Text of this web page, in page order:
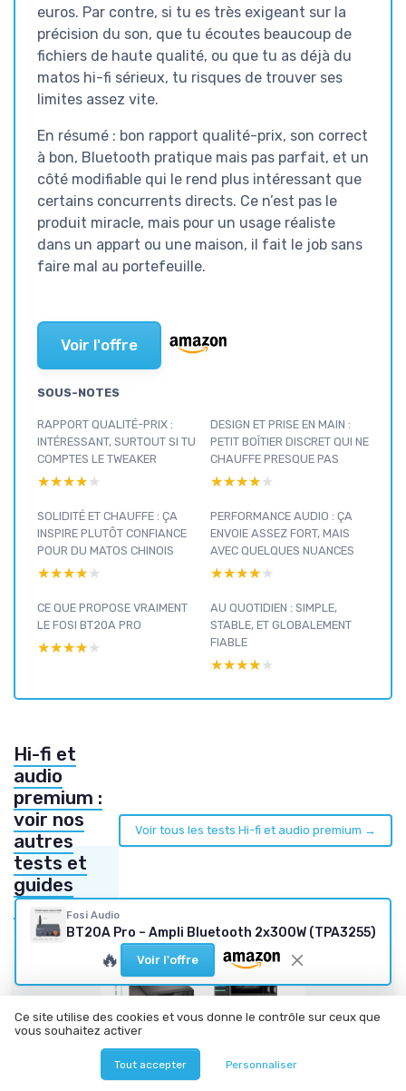
euros. Par contre, si tu es très exigeant sur la
précision du son, que tu écoutes beaucoup de
fichiers de haute qualité, ou que tu as déjà du
matos hi-fi sérieux, tu risques de trouver ses
limites assez vite.
En résumé : bon rapport qualité-prix, son correct
à bon, Bluetooth pratique mais pas parfait, et un
côté modifiable qui le rend plus intéressant que
certains concurrents directs. Ce n’est pas le
produit miracle, mais pour un usage réaliste
dans un appart ou une maison, il fait le job sans
faire mal au portefeuille.
Voir l'offre
SOUS-NOTES
RAPPORT QUALITÉ-PRIX :
INTÉRESSANT, SURTOUT SI TU
COMPTES LE TWEAKER
★★★★★
★★★★★
DESIGN ET PRISE EN MAIN :
PETIT BOÎTIER DISCRET QUI NE
CHAUFFE PRESQUE PAS
★★★★★
★★★★★
SOLIDITÉ ET CHAUFFE : ÇA
INSPIRE PLUTÔT CONFIANCE
POUR DU MATOS CHINOIS
★★★★★
★★★★★
PERFORMANCE AUDIO : ÇA
ENVOIE ASSEZ FORT, MAIS
AVEC QUELQUES NUANCES
★★★★★
★★★★★
CE QUE PROPOSE VRAIMENT
LE FOSI BT20A PRO
★★★★★
★★★★★
AU QUOTIDIEN : SIMPLE,
STABLE, ET GLOBALEMENT
FIABLE
★★★★★
★★★★★
Hi-fi et
audio
premium :
voir nos
autres
tests et
guides
d'achat
Voir tous les tests Hi-fi et audio premium →
Fosi Audio
BT20A Pro – Ampli Bluetooth 2x300W (TPA3255)
🔥 Voir l'offre
Ce site utilise des cookies et vous donne le contrôle sur ceux que
vous souhaitez activer
Tout accepter Personnaliser